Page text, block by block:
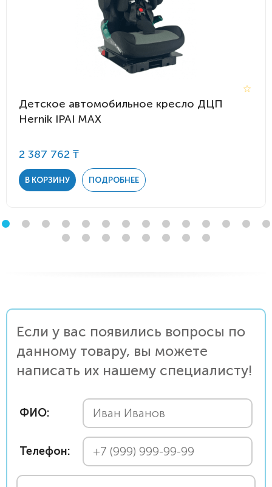
Детское автомобильное кресло ДЦП
Hernik IPAI MAX
2 387 762 ₸
В КОРЗИНУ ПОДРОБНЕЕ
Если у вас появились вопросы по
данному товару, вы можете
написать их нашему специалисту!
ФИО:
Телефон: